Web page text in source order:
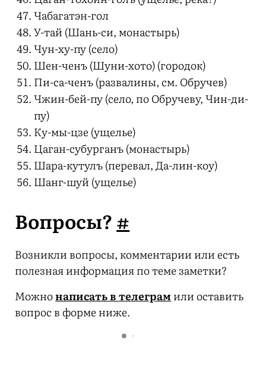
Чабагатэн-гол
У-тай (Шань-си, монастырь)
Чун-ху-пу (село)
Шен-ченъ (Шуни-хото) (городок)
Пи-са-ченъ (развалины, см. Обручев)
Чжин-бей-пу (село, по Обручеву, Чин-ди-
пу)
Ку-мы-цзе (ущелье)
Цаган-субурганъ (монастырь)
Шара-кутулъ (перевал, Да-лин-коу)
Шанг-шуй (ущелье)
Вопросы?#
Возникли вопросы, комментарии или есть
полезная информация по теме заметки?
Можнонаписать в телеграмили оставить
вопрос в форме ниже.